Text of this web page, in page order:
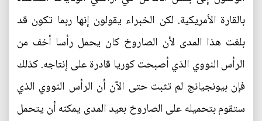
بالقارة الأمريكية. لكن الخبراء يقولون إنها ربما تكون قد
بلغت هذا المدى لأن الصاروخ كان يحمل رأسا أخف من
الرأس النووي الذي أصبحت كوريا قادرة على إنتاجه. كذلك
فإن بيونجيانج لم تثبت حتى الآن أن الرأس النووي الذي
ستقوم بتحميله على الصاروخ بعيد المدى يمكنه أن يتحمل